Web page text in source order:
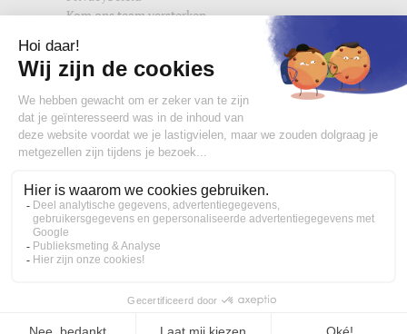
Kom ons team versterken
Vind ons ook terug opedisac.com enedisac.nl.
Word lid van de edisac community :
Wat onze klanten denken